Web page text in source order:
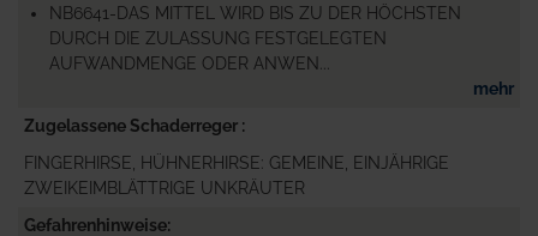
NB6641-DAS MITTEL WIRD BIS ZU DER HÖCHSTEN
DURCH DIE ZULASSUNG FESTGELEGTEN
AUFWANDMENGE ODER ANWEN...
mehr
Zugelassene Schaderreger
FINGERHIRSE, HÜHNERHIRSE: GEMEINE, EINJÄHRIGE
ZWEIKEIMBLÄTTRIGE UNKRÄUTER
Gefahrenhinweise